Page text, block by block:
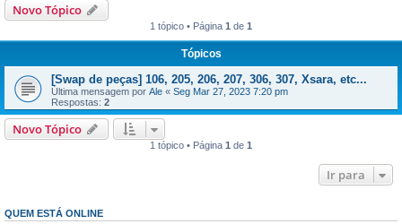
Novo Tópico
1 tópico • Página 1 de 1
Tópicos
[Swap de peças] 106, 205, 206, 207, 306, 307, Xsara, etc...
Última mensagem por Ale « Seg Mar 27, 2023 7:20 pm
Respostas: 2
Novo Tópico
1 tópico • Página 1 de 1
Ir para
QUEM ESTÁ ONLINE